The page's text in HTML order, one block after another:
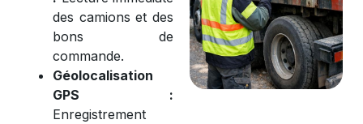
des camions et des
bons de
commande.
Géolocalisation
GPS :
Enregistrement